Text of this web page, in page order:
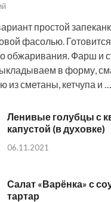
простой
фасолью.
обжаривания. Фарш и
в форму,
сметаны, кетчупа и …
Ленивые голубцы с
капустой (в духовке)
06.11.2021
Салат «Варёнка» с
тартар